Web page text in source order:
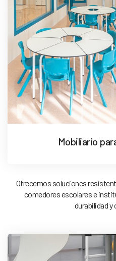
Mobiliario
Ofrecemos soluciones
comedores escolares e
durabilidad y